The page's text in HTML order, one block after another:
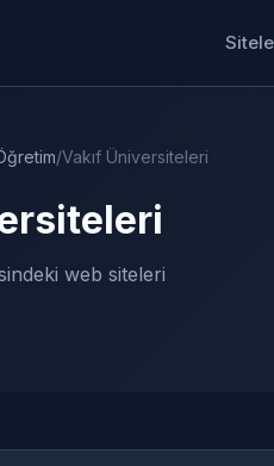
/Vakıf Üniversiteleri
web siteleri